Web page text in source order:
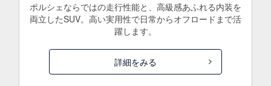
ポルシェならではの走行性能と、高級感あふれる内装を
両立したSUV。高い実用性で日常からオフロードまで活
躍します。
詳細をみる